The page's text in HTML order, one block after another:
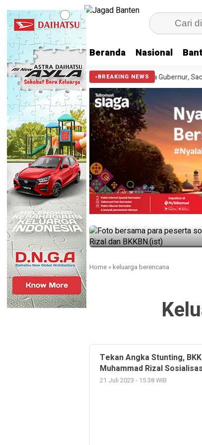
Beranda Nasional
BREAKING NEWS
Anak Cek Kesehatan Gratis Bersama Gubernur,
HEADLINE
Tekan Angka Stunting,
Rizal Sosialisasikan
Home »keluarga berencana
Tekan Angka Stunting,
Muhammad Rizal
21 Juli 2023 - 15:38 WIB